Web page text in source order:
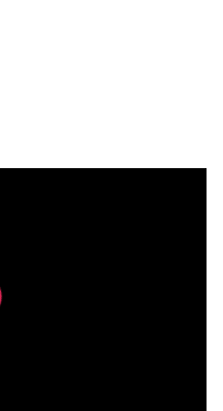
de votre Mobile ?